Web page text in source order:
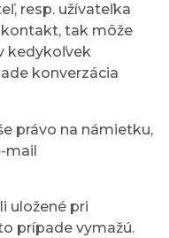
resp. užívateľka
tak môže
kedykoľvek
konverzácia
právo na námietku,
mail
uložené pri
prípade vymažú.